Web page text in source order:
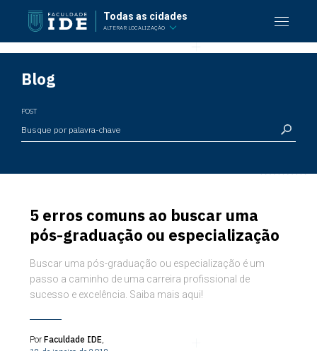
Todas as cidades
ALTERAR LOCALIZAÇÃO
Blog
POST
5 erros comuns ao buscar uma
pós-graduação ou especialização
Buscar uma pós-graduação ou especialização é um
passo a caminho de uma carreira profissional de
sucesso e excelência. Saiba mais aqui!
Por Faculdade IDE,